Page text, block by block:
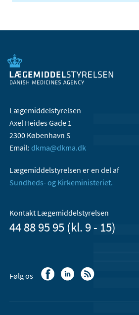
Lægemiddelstyrelsen
Axel Heides Gade 1
2300 København S
Email: dkma@dkma.dk
Lægemiddelstyrelsen er en del af
Sundheds- og Kirkeministeriet.
Kontakt Lægemiddelstyrelsen
44 88 95 95 (kl. 9 - 15)
Følg os